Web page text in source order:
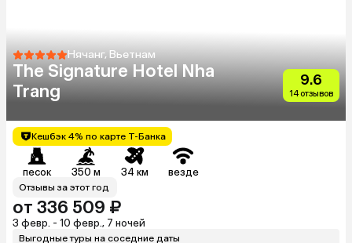
Нячанг, Вьетнам
The Signature Hotel Nha
Trang
9.6
14 отзывов
Кешбэк 4% по карте Т-Банка
песок 350 м 34 км везде
Отзывы за этот год
от 336 509 ₽
3 февр. - 10 февр., 7 ночей
Выгодные туры на соседние даты